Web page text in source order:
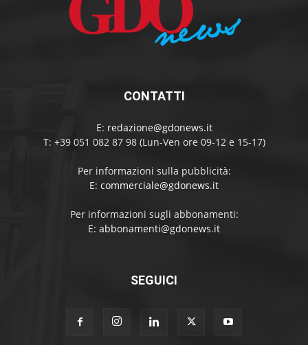
CONTATTI
E: redazione@gdonews.it
T: +39 051 082 87 98 (Lun-Ven ore 09-12 e 15-17)
Per informazioni sulla pubblicità:
E: commerciale@gdonews.it
Per informazioni sugli abbonamenti:
E: abbonamenti@gdonews.it
SEGUICI